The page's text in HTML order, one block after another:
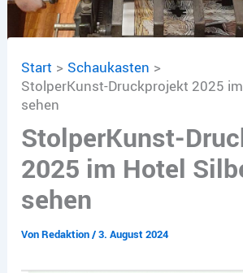
Start
Schaukasten
StolperKunst-Druckprojekt 2025
sehen
StolperKunst-
2025 im Hotel
sehen
VonRedaktion/3. August 2024